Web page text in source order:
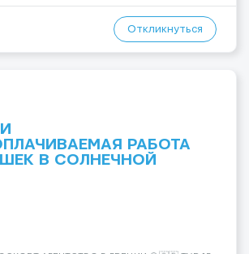
Откликнуться
РАБОТА
В СОЛНЕЧНОЙ